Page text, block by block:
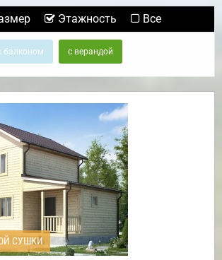
Этажность Все
балконом с верандой
СУШКИ